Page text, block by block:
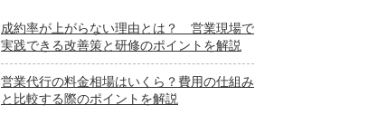
成約率が上がらない理由とは？ 営業現場で
実践できる改善策と研修のポイントを解説
営業代行の料金相場はいくら？費用の仕組み
と比較する際のポイントを解説